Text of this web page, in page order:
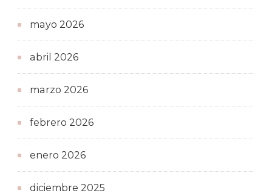
mayo 2026
abril 2026
marzo 2026
febrero 2026
enero 2026
diciembre 2025